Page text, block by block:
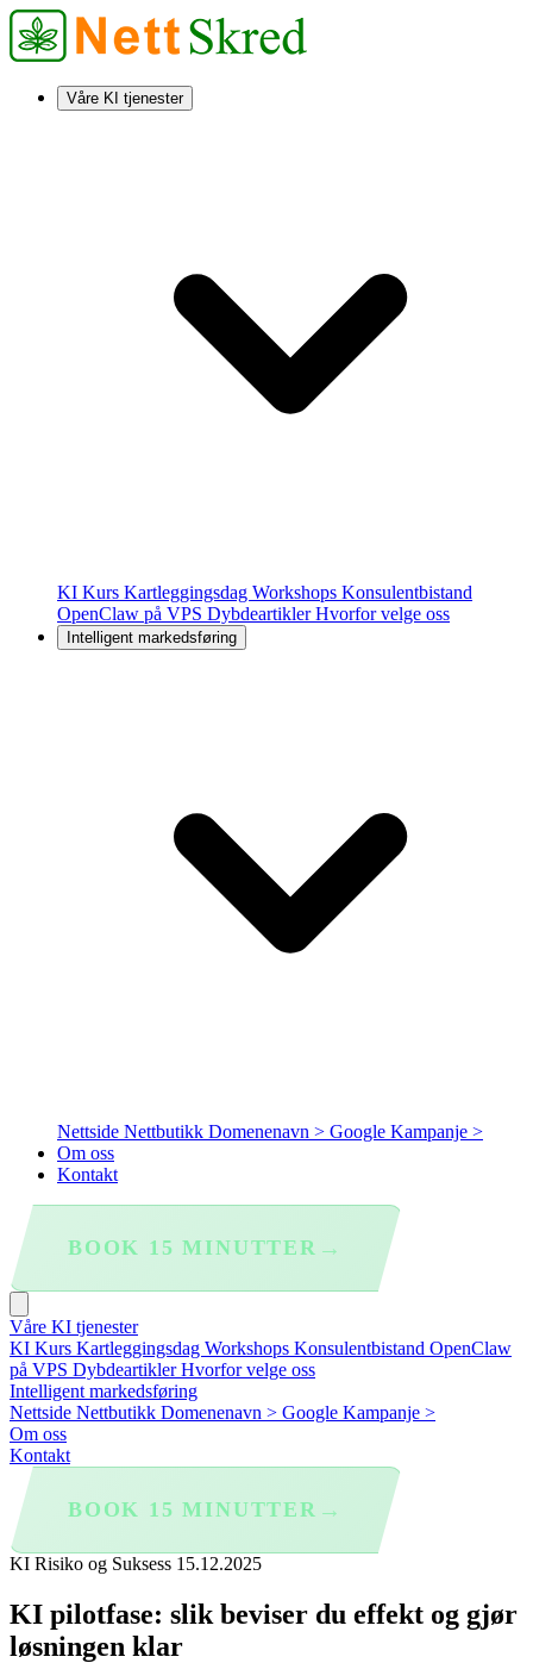
Våre KI tjenester
KI Kurs Kartleggingsdag Workshops Konsulentbistand
OpenClaw på VPS DybdeartiklerHvorfor velge oss
Intelligent markedsføring
Nettside Nettbutikk Domenenavn > Google Kampanje >
Om oss
Kontakt
BOOK 15 MINUTTER →
Våre KI tjenester
KI Kurs Kartleggingsdag Workshops Konsulentbistand OpenClaw
på VPS DybdeartiklerHvorfor velge oss
Intelligent markedsføring
Nettside Nettbutikk Domenenavn > Google Kampanje >
Om oss
Kontakt
BOOK 15 MINUTTER →
KI Risiko og Suksess 15.12.2025
KI pilotfase: slik beviser du effekt og gjør
løsningen klar